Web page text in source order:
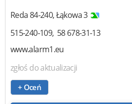
Reda84-240,Łąkowa 3
515-240-109 58 678-31-13
www.alarm1.eu
zgłoś do aktualizacji
+ Oceń